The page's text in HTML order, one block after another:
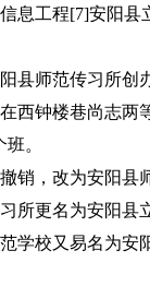
息工程[7]安阳县
县师范传习所创
西钟楼巷尚志两
。
销，改为安阳县
所更名为安阳县
学校又易名为安